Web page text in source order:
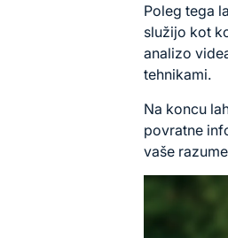
Poleg tega
služijo kot
analizo
tehnikami.
Na koncu
povratne
vaše